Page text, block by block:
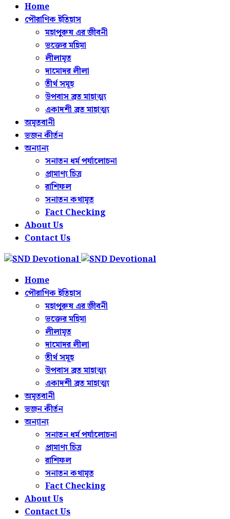
Home
পৌরাণিক ইতিহাস
মহাপুরুষ এর জীবনী
ভক্তের মহিমা
লীলামৃত
দামোদর লীলা
তীর্থ সমূহ
উপবাস ব্রত মাহাত্ম্য
একাদশী ব্রত মাহাত্ম্য
অমৃতবানী
ভজন কীর্তন
অন্যান্য
সনাতন ধর্ম পর্যালোচনা
প্রামাণ্য চিত্র
রাশিফল
সনাতন কথামৃত
Fact Checking
About Us
Contact Us
Home
পৌরাণিক ইতিহাস
মহাপুরুষ এর জীবনী
ভক্তের মহিমা
লীলামৃত
দামোদর লীলা
তীর্থ সমূহ
উপবাস ব্রত মাহাত্ম্য
একাদশী ব্রত মাহাত্ম্য
অমৃতবানী
ভজন কীর্তন
অন্যান্য
সনাতন ধর্ম পর্যালোচনা
প্রামাণ্য চিত্র
রাশিফল
সনাতন কথামৃত
Fact Checking
About Us
Contact Us